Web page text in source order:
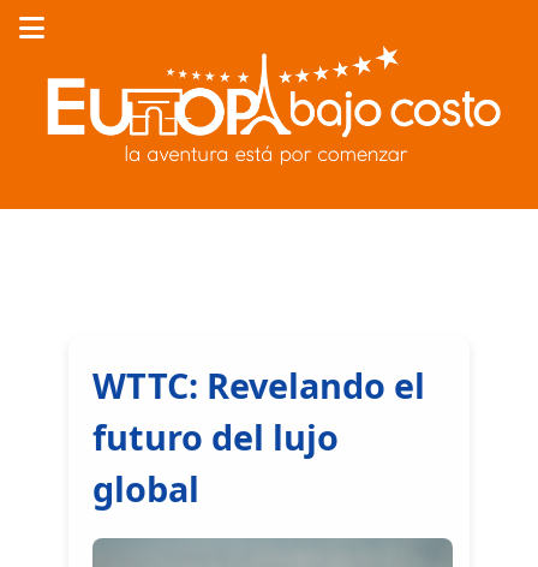
WTTC: Revelando el
futuro del lujo
global